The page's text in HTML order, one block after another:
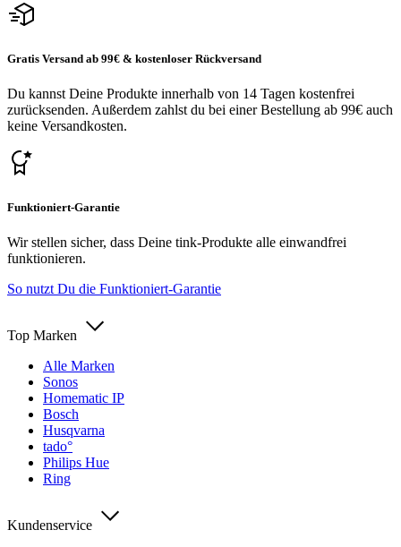
Gratis Versand ab 99€ & kostenloser Rückversand
Du kannst Deine Produkte innerhalb von 14 Tagen kostenfrei
zurücksenden. Außerdem zahlst du bei einer Bestellung ab 99€ auch
keine Versandkosten.
Funktioniert-Garantie
Wir stellen sicher, dass Deine tink-Produkte alle einwandfrei
funktionieren.
So nutzt Du die Funktioniert-Garantie
Top Marken
Alle Marken
Sonos
Homematic IP
Bosch
Husqvarna
tado°
Philips Hue
Ring
Kundenservice